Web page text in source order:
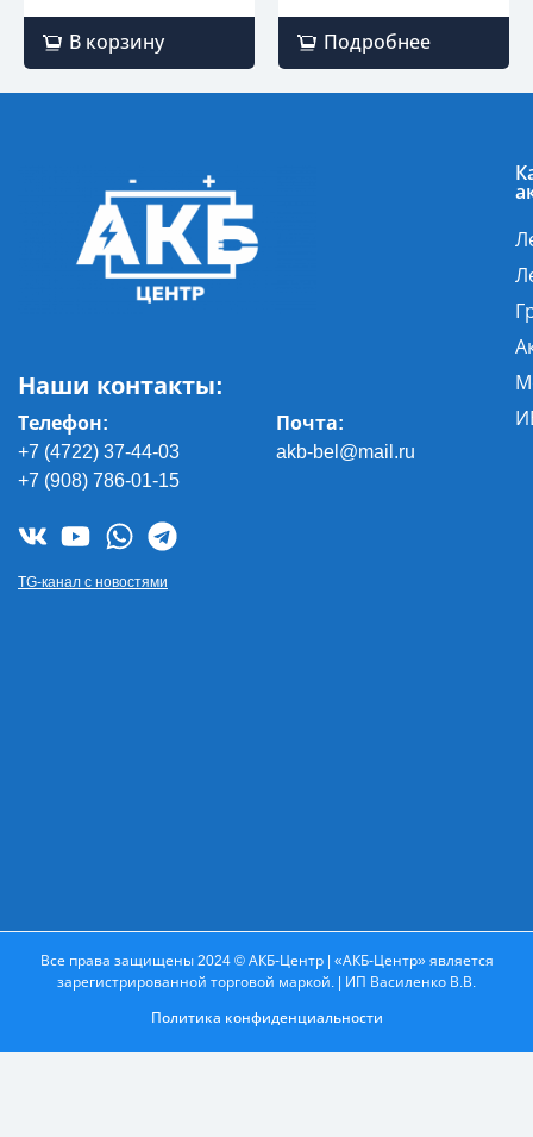
В корзину Подробнее
Наши контакты:
Телефон:
+7 (4722) 37-44-03
+7 (908) 786-01-15
Почта:
akb-bel@mail.ru
TG-канал с новостями
Все права защищены 2024 © АКБ-Центр | «АКБ-Центр» является
зарегистрированной торговой маркой. | ИП Василенко В.В.
Политика конфиденциальности